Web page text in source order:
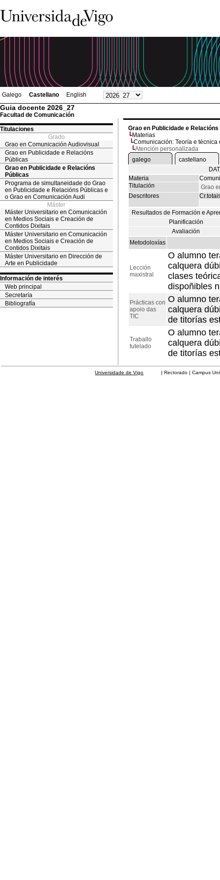
Galego Castellano English
Guia docente 2026_27
Facultad de Comunicación
Titulaciones
Grado
Grao en Comunicación Audiovisual
Grao en Publicidade e Relacións
Públicas
Grao en Publicidade e Relacións
Públicas
Programa de simultaneidade do Grao
en Publicidade e Relacións Públicas e
o Grao en Comunicación Audi
Máster
Máster Universitario en Comunicación
en Medios Sociais e Creación de
Contidos Dixitais
Máster Universitario en Comunicación
en Medios Sociais e Creación de
Contidos Dixitais
Máster Universitario en Dirección de
Arte en Publicidade
Información de interés
Web principal
Secretaría
Bibliografía
Grao en Publicidade e
Materias
Comunicación: Teoría e técnica
Atención personalizada
galego
castellano
Materia
Titulación
Grao
Descritores
Resultados de Formación e
Planificación
Avaliación
Metodoloxías
Lección
maxistral
O alumno
calquera
clases
dispoñibles
Prácticas con
apoio das
TIC
O alumno
calquera
de titorías
Traballo
tutelado
O alumno
calquera
de titorías
Universidade de Vigo | Rectorado | Campus